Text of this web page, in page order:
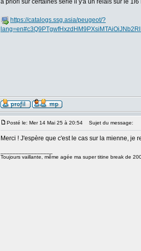
a priori sur certaines série il y'a un relais sur le 1l6
https://catalogs.ssg.asia/peugeot/?
Posté le: Mer 14 Mai 25 à 20:54 Sujet du message:
Merci ! J'espère que c'est le cas sur la mienne, je
Toujours vaillante, même agée ma super titine break de